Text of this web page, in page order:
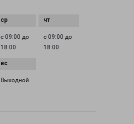
с 09:00 до
18:00
с 09:00 до
18:00
Выходной